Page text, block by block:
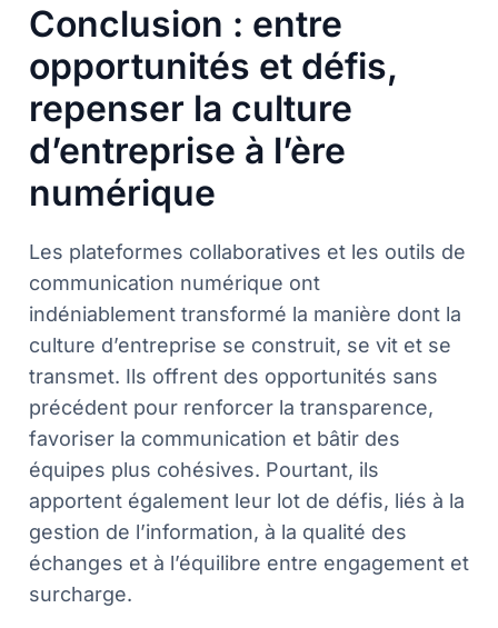
Conclusion : entre
opportunités et défis,
repenser la culture
d’entreprise à l’ère
numérique
Les plateformes collaboratives et les outils de
communication numérique ont
indéniablement transformé la manière dont la
culture d’entreprise se construit, se vit et se
transmet. Ils offrent des opportunités sans
précédent pour renforcer la transparence,
favoriser la communication et bâtir des
équipes plus cohésives. Pourtant, ils
apportent également leur lot de défis, liés à la
gestion de l’information, à la qualité des
échanges et à l’équilibre entre engagement et
surcharge.